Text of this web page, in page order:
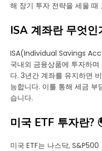
해 장기 투자 전략을 세울 때
ISA 계좌란 무엇인
ISA(Individual Savings
국내외 금융상품에 투자하
다. 3년간 계좌를 유지하면
능합니다. 이를 통해 세금
습니다.
미국 ETF 투자란?
미국 ETF는 나스닥,